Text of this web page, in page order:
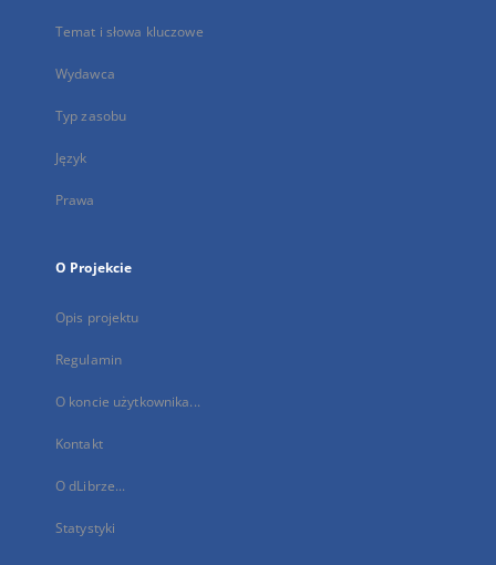
Temat i słowa kluczowe
Wydawca
Typ zasobu
Język
Prawa
O Projekcie
Opis projektu
Regulamin
O koncie użytkownika...
Kontakt
O dLibrze...
Statystyki